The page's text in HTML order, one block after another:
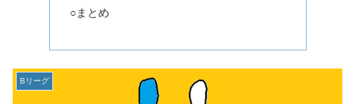
○まとめ
Bリーグ